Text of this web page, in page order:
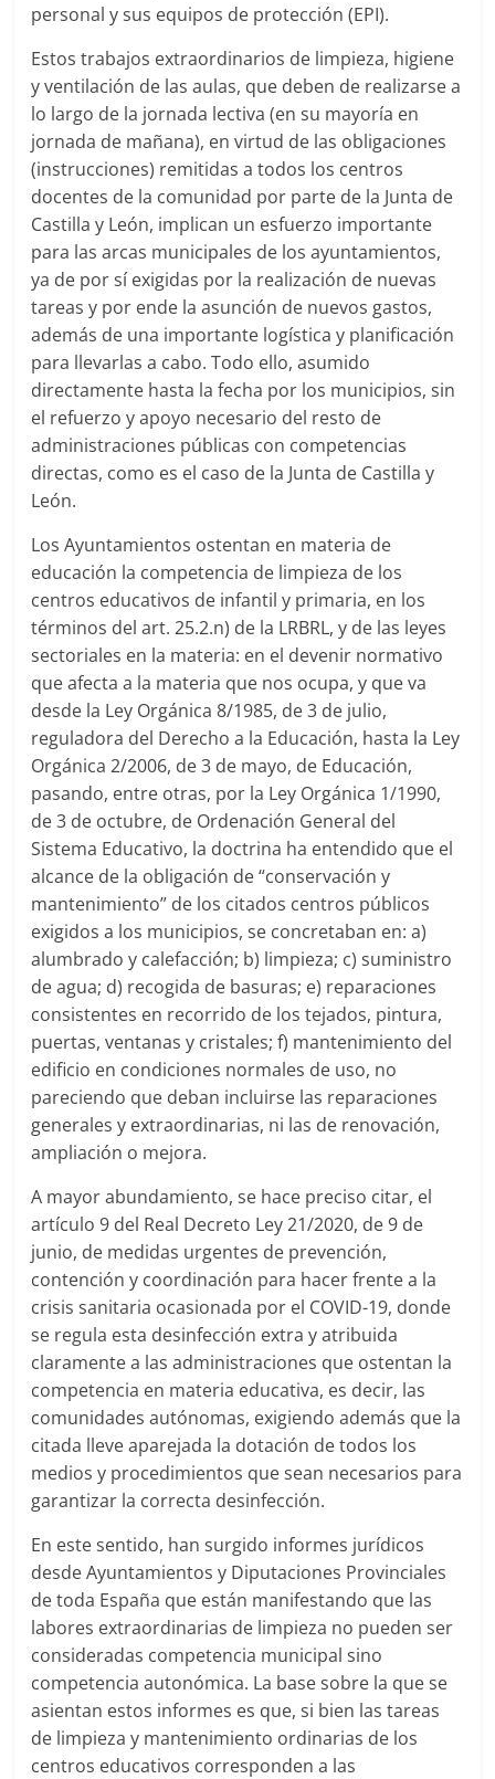
personal y sus equipos de protección (EPI).
Estos trabajos extraordinarios de limpieza, higiene
y ventilación de las aulas, que deben de realizarse a
lo largo de la jornada lectiva (en su mayoría en
jornada de mañana), en virtud de las obligaciones
(instrucciones) remitidas a todos los centros
docentes de la comunidad por parte de la Junta de
Castilla y León, implican un esfuerzo importante
para las arcas municipales de los ayuntamientos,
ya de por sí exigidas por la realización de nuevas
tareas y por ende la asunción de nuevos gastos,
además de una importante logística y planificación
para llevarlas a cabo. Todo ello, asumido
directamente hasta la fecha por los municipios, sin
el refuerzo y apoyo necesario del resto de
administraciones públicas con competencias
directas, como es el caso de la Junta de Castilla y
León.
Los Ayuntamientos ostentan en materia de
educación la competencia de limpieza de los
centros educativos de infantil y primaria, en los
términos del art. 25.2.n) de la LRBRL, y de las leyes
sectoriales en la materia: en el devenir normativo
que afecta a la materia que nos ocupa, y que va
desde la Ley Orgánica 8/1985, de 3 de julio,
reguladora del Derecho a la Educación, hasta la Ley
Orgánica 2/2006, de 3 de mayo, de Educación,
pasando, entre otras, por la Ley Orgánica 1/1990,
de 3 de octubre, de Ordenación General del
Sistema Educativo, la doctrina ha entendido que el
alcance de la obligación de “conservación y
mantenimiento” de los citados centros públicos
exigidos a los municipios, se concretaban en: a)
alumbrado y calefacción; b) limpieza; c) suministro
de agua; d) recogida de basuras; e) reparaciones
consistentes en recorrido de los tejados, pintura,
puertas, ventanas y cristales; f) mantenimiento del
edificio en condiciones normales de uso, no
pareciendo que deban incluirse las reparaciones
generales y extraordinarias, ni las de renovación,
ampliación o mejora.
A mayor abundamiento, se hace preciso citar, el
artículo 9 del Real Decreto Ley 21/2020, de 9 de
junio, de medidas urgentes de prevención,
contención y coordinación para hacer frente a la
crisis sanitaria ocasionada por el COVID-19, donde
se regula esta desinfección extra y atribuida
claramente a las administraciones que ostentan la
competencia en materia educativa, es decir, las
comunidades autónomas, exigiendo además que la
citada lleve aparejada la dotación de todos los
medios y procedimientos que sean necesarios para
garantizar la correcta desinfección.
En este sentido, han surgido informes jurídicos
desde Ayuntamientos y Diputaciones Provinciales
de toda España que están manifestando que las
labores extraordinarias de limpieza no pueden ser
consideradas competencia municipal sino
competencia autonómica. La base sobre la que se
asientan estos informes es que, si bien las tareas
de limpieza y mantenimiento ordinarias de los
centros educativos corresponden a las